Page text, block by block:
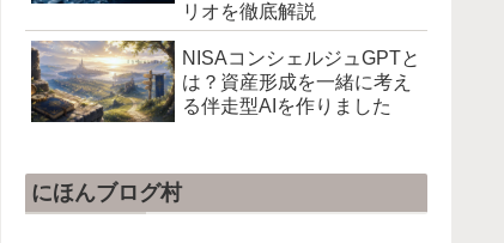
リオを徹底解説
NISAコンシェルジュGPTと
は？資産形成を一緒に考え
る伴走型AIを作りました
にほんブログ村